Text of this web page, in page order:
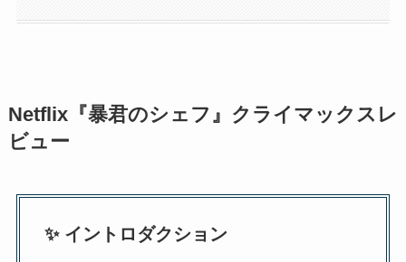
Netflix『暴君のシェフ』クライマックスレ
ビュー
✨ イントロダクション